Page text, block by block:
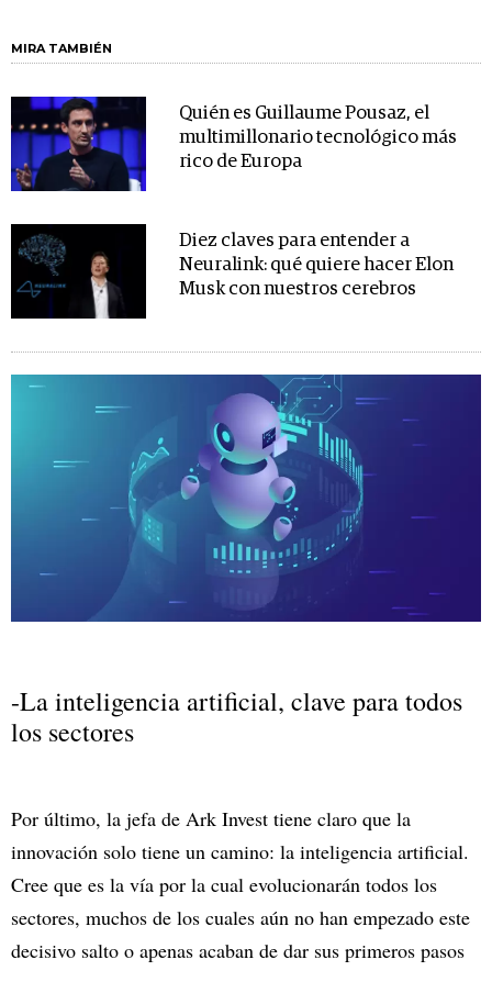
MIRA TAMBIÉN
Quién es Guillaume Pousaz, el
multimillonario tecnológico más
rico de Europa
Diez claves para entender a
Neuralink: qué quiere hacer Elon
Musk con nuestros cerebros
-La inteligencia artificial, clave para todos
los sectores
Por último, la jefa de Ark Invest tiene claro que la
innovación solo tiene un camino: la inteligencia artificial.
Cree que es la vía por la cual evolucionarán todos los
sectores, muchos de los cuales aún no han empezado este
decisivo salto o apenas acaban de dar sus primeros pasos